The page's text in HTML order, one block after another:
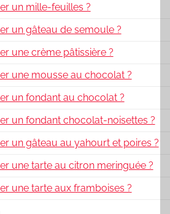
un mille-feuilles ?
un gâteau de semoule ?
une crème pâtissière ?
une mousse au chocolat ?
un fondant au chocolat ?
un fondant chocolat-noisettes ?
un gâteau au yahourt et poires ?
une tarte au citron meringuée ?
une tarte aux framboises ?